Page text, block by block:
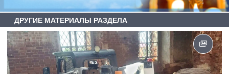
ДРУГИЕ МАТЕРИАЛЫ РАЗДЕЛА